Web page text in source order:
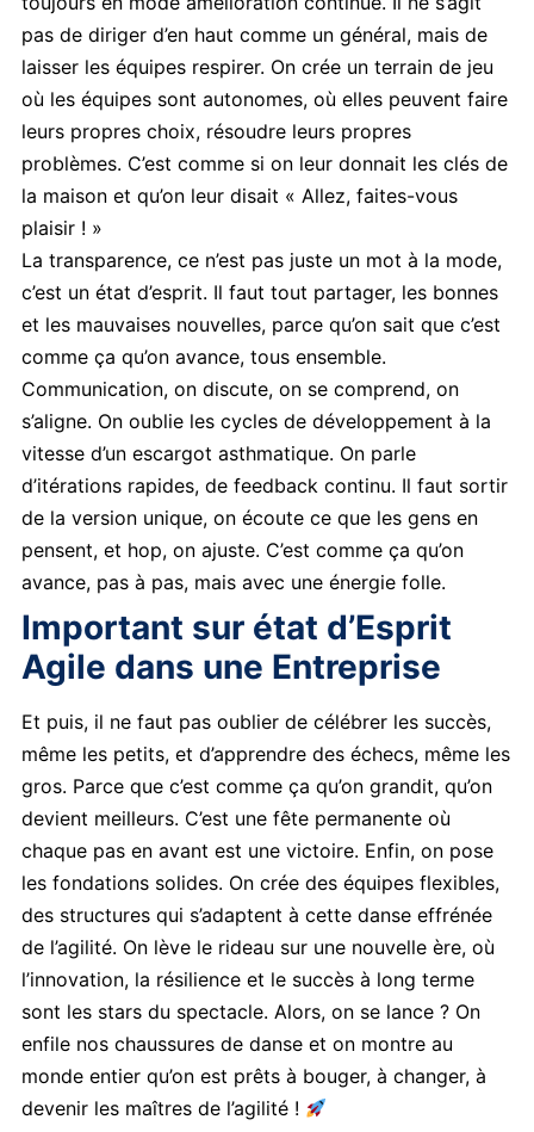
pas de diriger d’en haut comme un général, mais de
laisser les équipes respirer. On crée un terrain de jeu
où les équipes sont autonomes, où elles peuvent faire
leurs propres choix, résoudre leurs propres
problèmes. C’est comme si on leur donnait les clés de
la maison et qu’on leur disait « Allez, faites-vous
plaisir ! »
La transparence, ce n’est pas juste un mot à la mode,
c’est un état d’esprit. Il faut tout partager, les bonnes
et les mauvaises nouvelles, parce qu’on sait que c’est
comme ça qu’on avance, tous ensemble.
Communication, on discute, on se comprend, on
s’aligne. On oublie les cycles de développement à la
vitesse d’un escargot asthmatique. On parle
d’itérations rapides, de feedback continu. Il faut sortir
de la version unique, on écoute ce que les gens en
pensent, et hop, on ajuste. C’est comme ça qu’on
avance, pas à pas, mais avec une énergie folle.
Important sur état d’Esprit
Agile dans une Entreprise
Et puis, il ne faut pas oublier de célébrer les succès,
même les petits, et d’apprendre des échecs, même les
gros. Parce que c’est comme ça qu’on grandit, qu’on
devient meilleurs. C’est une fête permanente où
chaque pas en avant est une victoire. Enfin, on pose
les fondations solides. On crée des équipes flexibles,
des structures qui s’adaptent à cette danse effrénée
de l’agilité. On lève le rideau sur une nouvelle ère, où
l’innovation, la résilience et le succès à long terme
sont les stars du spectacle. Alors, on se lance ? On
enfile nos chaussures de danse et on montre au
monde entier qu’on est prêts à bouger, à changer, à
devenir les maîtres de l’agilité !